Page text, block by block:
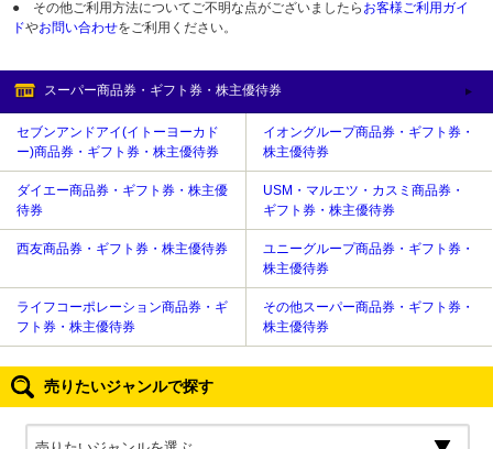
● その他ご利用方法についてご不明な点がございましたら お客様ご利用ガイ
ドやお問い合わせをご利用ください。
スーパー商品券・ギフト券・株主優待券
セブンアンドアイ(イトーヨーカド
ー)商品券・ギフト券・株主優待券
イオングループ商品券・ギフト券・
株主優待券
ダイエー商品券・ギフト券・株主優
待券
USM・マルエツ・カスミ商品券・
ギフト券・株主優待券
西友商品券・ギフト券・株主優待券
ユニーグループ商品券・ギフト券・
株主優待券
ライフコーポレーション商品券・ギ
フト券・株主優待券
その他スーパー商品券・ギフト券・
株主優待券
売りたいジャンルで探す